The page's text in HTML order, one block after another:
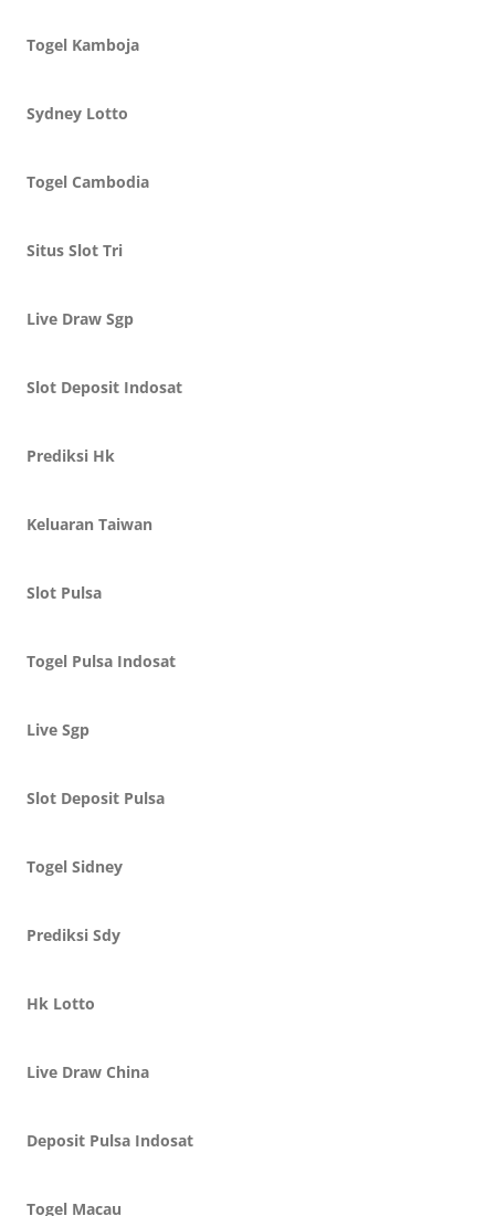
Togel Kamboja
Sydney Lotto
Togel Cambodia
Situs Slot Tri
Live Draw Sgp
Slot Deposit Indosat
Prediksi Hk
Keluaran Taiwan
Slot Pulsa
Togel Pulsa Indosat
Live Sgp
Slot Deposit Pulsa
Togel Sidney
Prediksi Sdy
Hk Lotto
Live Draw China
Deposit Pulsa Indosat
Togel Macau